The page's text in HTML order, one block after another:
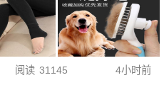
阅读 31145 4小时前